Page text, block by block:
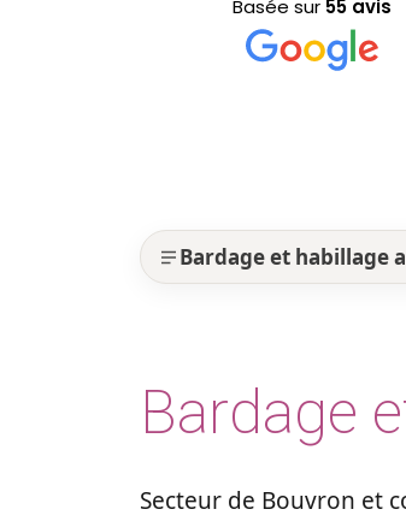
Basée sur 55 avis
sont
est
Bardage et habillage
Bardage
Secteur de Bouvron et